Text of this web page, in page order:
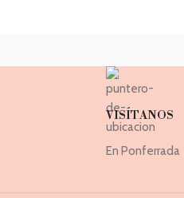
VISÍTANOS
En Ponferrada